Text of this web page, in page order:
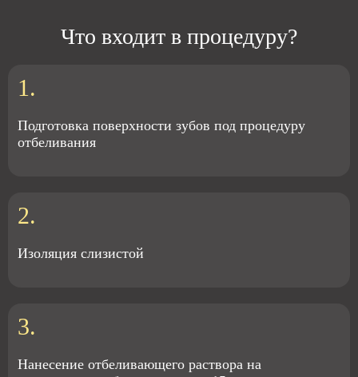
Что входит в процедуру?
1.
Подготовка поверхности зубов под процедуру
отбеливания
2.
Изоляция слизистой
3.
Нанесение отбеливающего раствора на